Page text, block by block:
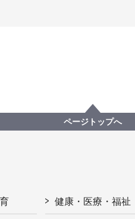
ページトップへ
健康・医療・福祉